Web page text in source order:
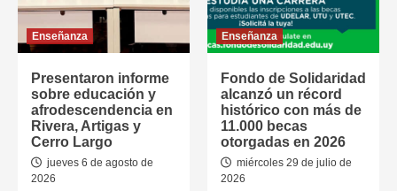
Enseñanza
Presentaron informe
sobre educación y
afrodescendencia en
Rivera, Artigas y
Cerro Largo
jueves 6 de agosto de
2026
Enseñanza
Fondo de Solidaridad
alcanzó un récord
histórico con más de
11.000 becas
otorgadas en 2026
miércoles 29 de julio de
2026